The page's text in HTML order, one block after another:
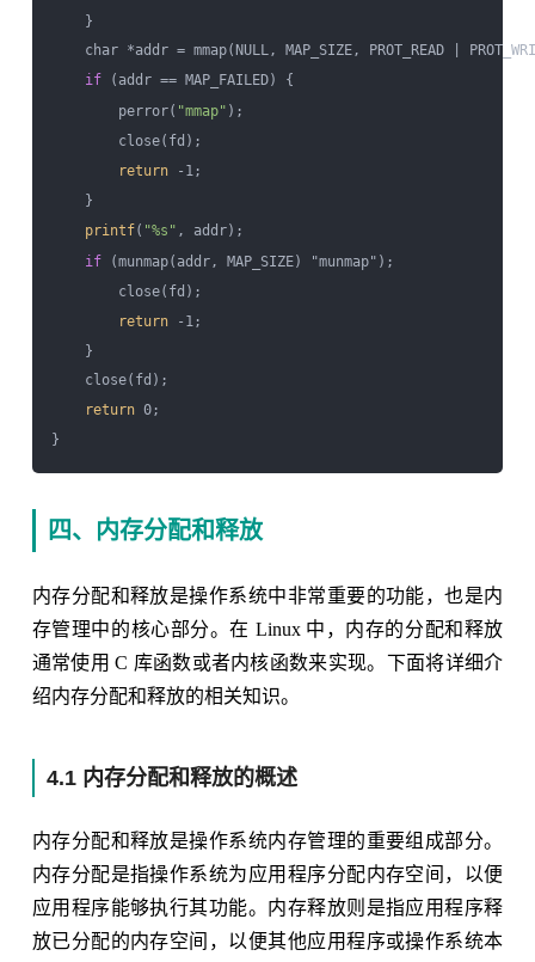
}
char *addr = mmap(NULL, MAP_SIZE, PROT_READ |
if (addr == MAP_FAILED) {
perror( "mmap" );
close(fd);
return -1;
}
printf( "%s" , addr);
if (munmap(addr, MAP_SIZE) "munmap");
close(fd);
return -1;
}
close(fd);
return 0;
四、内存分配和释放
内存分配和释放是操作系统中非常重要的功能，也是内
存管理中的核心部分。在 Linux 中，内存的分配和释放
通常使用 C 库函数或者内核函数来实现。下面将详细介
绍内存分配和释放的相关知识。
4.1 内存分配和释放的概述
内存分配和释放是操作系统内存管理的重要组成部分。
内存分配是指操作系统为应用程序分配内存空间，以便
应用程序能够执行其功能。内存释放则是指应用程序释
放已分配的内存空间，以便其他应用程序或操作系统本